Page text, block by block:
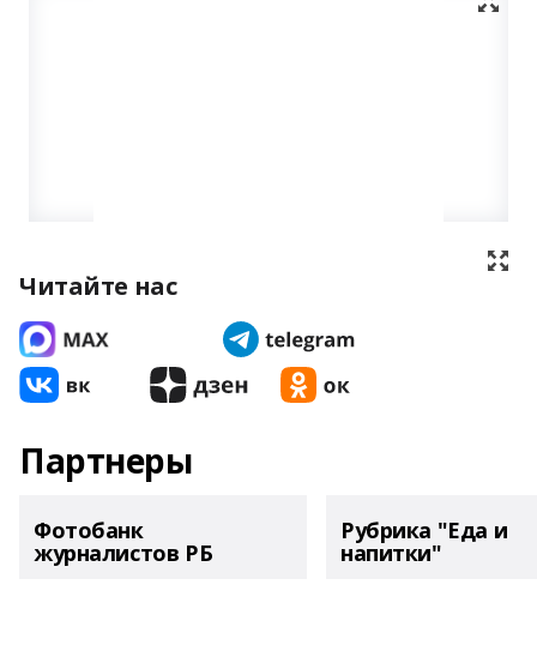
Читайте нас
Партнеры
Фотобанк
журналистов РБ
Рубрика "Еда и
напитки"